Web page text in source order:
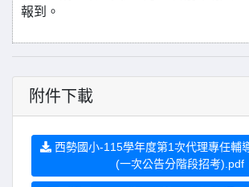
報到。
附件下載
西勢國小-115學年度第1次代理專任輔
(一次公告分階段招考).pdf